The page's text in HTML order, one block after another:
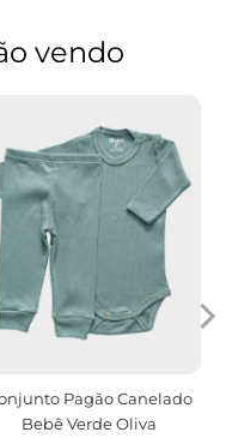
vendo
Pagão Canelado
Bebê Verde Oliva